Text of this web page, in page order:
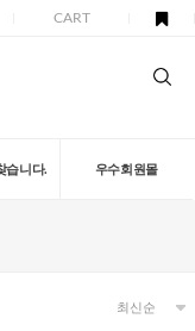
CART
습니다. 우수회원몰